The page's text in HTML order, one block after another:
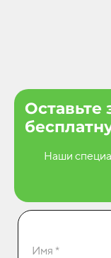
Оставьте
Наши
Имя *